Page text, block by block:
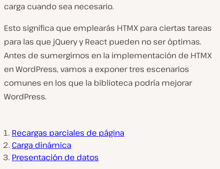
carga cuando sea necesario.
Esto significa que emplearás HTMX para ciertas tareas
para las que jQuery y React pueden no ser óptimas.
Antes de sumergirnos en la implementación de HTMX
en WordPress, vamos a exponer tres escenarios
comunes en los que la biblioteca podría mejorar
WordPress.
Recargas parciales de página
Carga dinámica
Presentación de datos